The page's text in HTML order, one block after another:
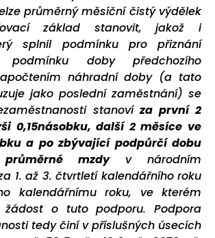
průměrný měsíční čistý výdělek
základ stanovit, jakož i
splnil podmínku pro přiznání
doby předchozího
náhradní doby (a tato
jako poslední zaměstnání) se
stanovíza první 2
0,15násobku, další 2 měsíce ve
a po zbývající podpůrčí dobu
průměrné mzdyv národním
1. až 3. čtvrtletí kalendářního roku
kalendářnímu roku, ve kterém
o tuto podporu. Podpora
tedy činí v příslušných úsecích